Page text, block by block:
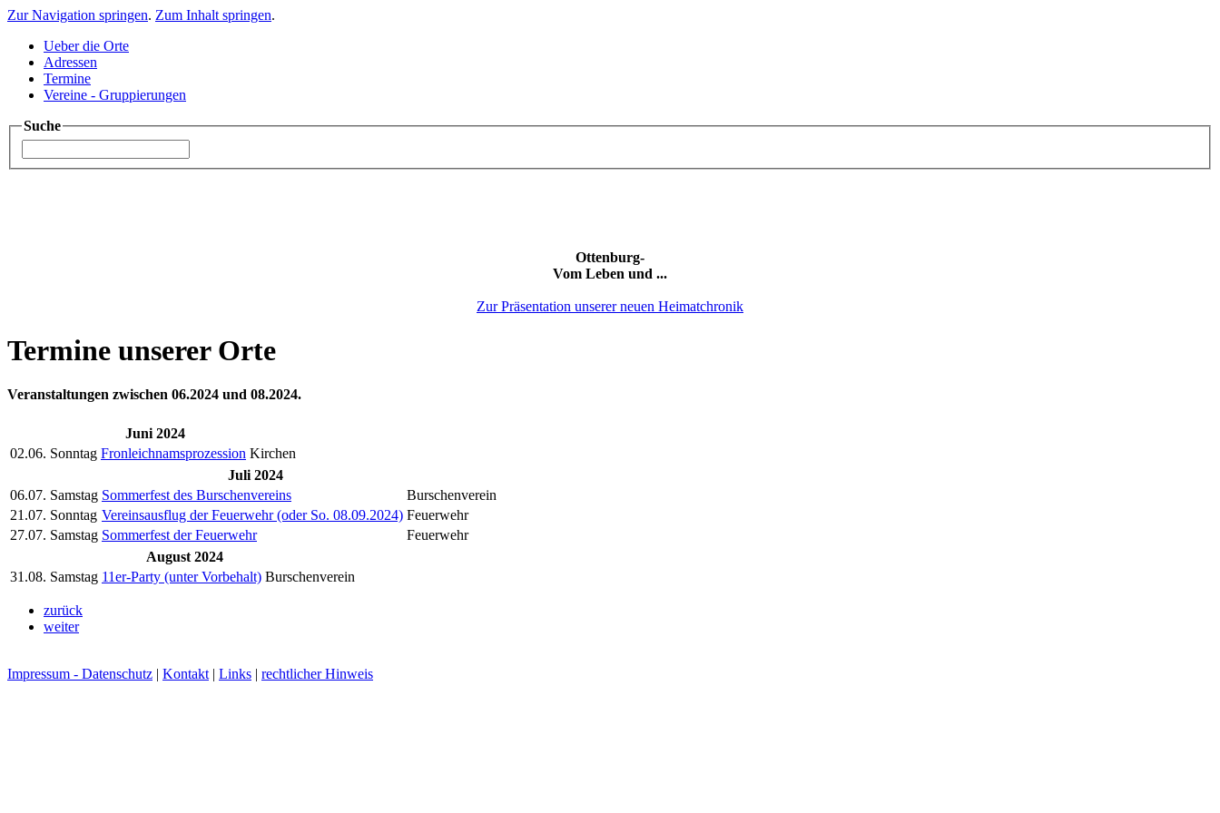
Zur Navigation springen. Zum Inhalt springen.
Ueber die Orte
Adressen
Termine
Vereine - Gruppierungen
Suche
Ottenburg-
Vom Leben und ...
Zur Präsentation unserer neuen Heimatchronik
Termine unserer Orte
Veranstaltungen zwischen 06.2024 und 08.2024.
Juni 2024
02.06. Sonntag Fronleichnamsprozession Kirchen
Juli 2024
06.07. Samstag Sommerfest des Burschenvereins
Burschenverein
21.07. Sonntag Vereinsausflug der Feuerwehr (oder So. 08.09.2024) Feuerwehr
27.07. Samstag Sommerfest der Feuerwehr
Feuerwehr
August 2024
31.08. Samstag 11er-Party (unter Vorbehalt) Burschenverein
zurück
weiter
Impressum - Datenschutz | Kontakt | Links | rechtlicher Hinweis